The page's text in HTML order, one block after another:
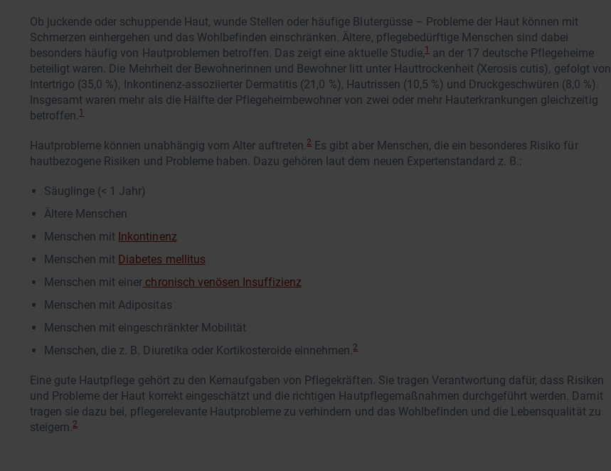
Ob juckende oder schuppende Haut, wunde Stellen oder häufige Blutergüsse – Probleme der Haut können mit
Schmerzen einhergehen und das Wohlbefinden einschränken. Ältere, pflegebedürftige Menschen sind dabei
besonders häufig von Hautproblemen betroffen. Das zeigt eine aktuelle Studie,1 an der 17 deutsche Pflegeheime
beteiligt waren. Die Mehrheit der Bewohnerinnen und Bewohner litt unter Hauttrockenheit (Xerosis cutis), gefolgt von
Intertrigo (35,0 %), Inkontinenz-assoziierter Dermatitis (21,0 %), Hautrissen (10,5 %) und Druckgeschwüren (8,0 %).
Insgesamt waren mehr als die Hälfte der Pflegeheimbewohner von zwei oder mehr Hauterkrankungen gleichzeitig
betroffen.1
Hautprobleme können unabhängig vom Alter auftreten.2 Es gibt aber Menschen, die ein besonderes Risiko für
hautbezogene Risiken und Probleme haben. Dazu gehören laut dem neuen Expertenstandard z. B.:
Säuglinge (< 1 Jahr)
Ältere Menschen
Menschen mit Inkontinenz
Menschen mit Diabetes mellitus
Menschen mit einer chronisch venösen Insuffizienz
Menschen mit Adipositas
Menschen mit eingeschränkter Mobilität
Menschen, die z. B. Diuretika oder Kortikosteroide einnehmen.2
Eine gute Hautpflege gehört zu den Kernaufgaben von Pflegekräften. Sie tragen Verantwortung dafür, dass Risiken
und Probleme der Haut korrekt eingeschätzt und die richtigen Hautpflegemaßnahmen durchgeführt werden. Damit
tragen sie dazu bei, pflegerelevante Hautprobleme zu verhindern und das Wohlbefinden und die Lebensqualität zu
steigern.2